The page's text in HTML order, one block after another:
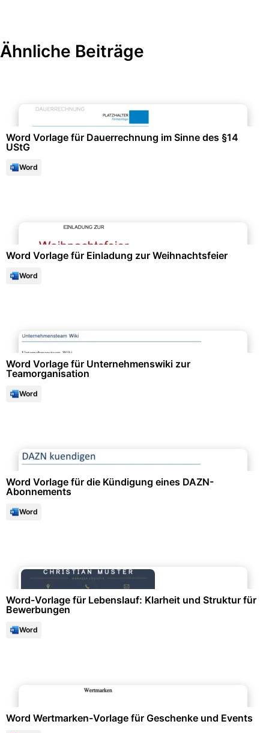
Ähnliche Beiträge
Word Vorlage für Dauerrechnung im Sinne des §14
UStG
Word
Word Vorlage für Einladung zur Weihnachtsfeier
Word
Word Vorlage für Unternehmenswiki zur
Teamorganisation
Word
Word Vorlage für die Kündigung eines DAZN-
Abonnements
Word
Word-Vorlage für Lebenslauf: Klarheit und Struktur für
Bewerbungen
Word
Word Wertmarken-Vorlage für Geschenke und Events